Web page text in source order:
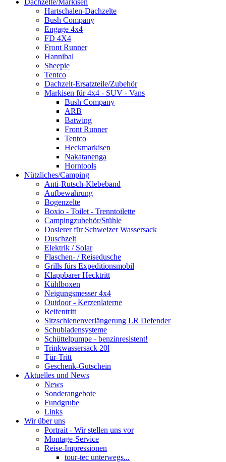
Dachzelte/Markisen
Hartschalen-Dachzelte
Bush Company
Engage 4x4
FD 4X4
Front Runner
Hannibal
Sheepie
Tentco
Dachzelt-Ersatzteile/Zubehör
Markisen für 4x4 - SUV - Vans
Bush Company
ARB
Batwing
Front Runner
Tentco
Heckmarkisen
Nakatanenga
Horntools
Nützliches/Camping
Anti-Rutsch-Klebeband
Aufbewahrung
Bogenzelte
Boxio - Toilet - Trenntoilette
Campingzubehör/Stühle
Dosierer für Schweizer Wassersack
Duschzelt
Elektrik / Solar
Flaschen- / Reisedusche
Grills fürs Expeditionsmobil
Klappbarer Hecktritt
Kühlboxen
Neigungsmesser 4x4
Outdoor - Kerzenlaterne
Reifentritt
Sitzschienenverlängerung LR Defender
Schubladensysteme
Schüttelpumpe - benzinresistent!
Trinkwassersack 20l
Tür-Tritt
Geschenk-Gutschein
Aktuelles und News
News
Sonderangebote
Fundgrube
Links
Wir über uns
Portrait - Wir stellen uns vor
Montage-Service
Reise-Impressionen
tour-tec unterwegs...